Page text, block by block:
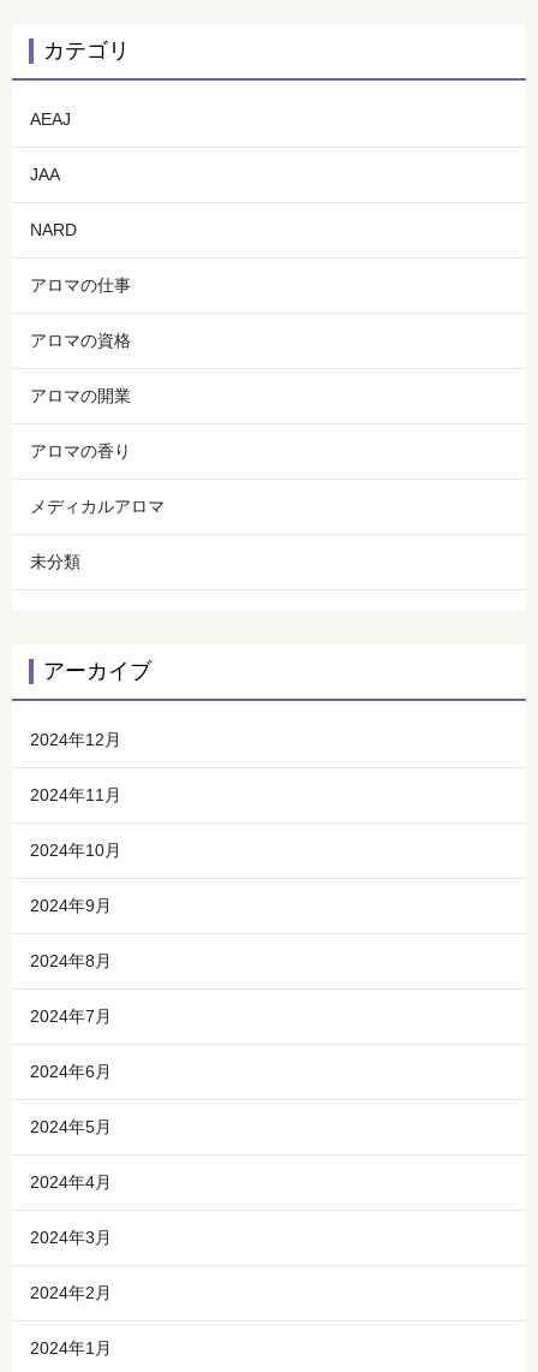
カテゴリ
AEAJ
JAA
NARD
アロマの仕事
アロマの資格
アロマの開業
アロマの香り
メディカルアロマ
未分類
アーカイブ
2024年12月
2024年11月
2024年10月
2024年9月
2024年8月
2024年7月
2024年6月
2024年5月
2024年4月
2024年3月
2024年2月
2024年1月